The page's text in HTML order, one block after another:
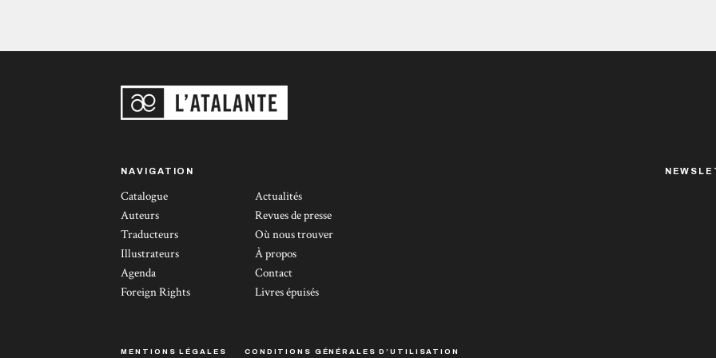
NAVIGATION
Catalogue
Auteurs
Traducteurs
Illustrateurs
Agenda
Foreign Rights
Actualités
Revues de presse
Où nous trouver
À propos
Contact
Livres épuisés
MENTIONS LÉGALES CONDITIONS GÉNÉRALES D’UTILISATION